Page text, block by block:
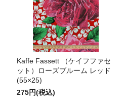
Kaffe Fassett （ケイフファセ
ット）ローズブルーム レッド
(55×25)
275円(税込)